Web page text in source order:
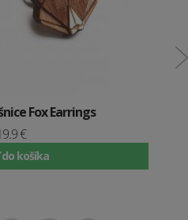
Fox Earrings
€
košíka